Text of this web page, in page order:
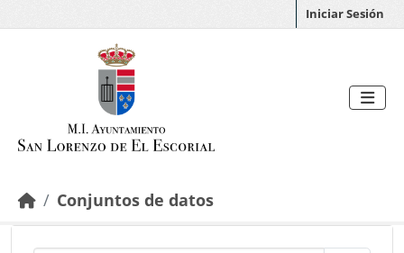
Iniciar Sesión
Conjuntos de datos